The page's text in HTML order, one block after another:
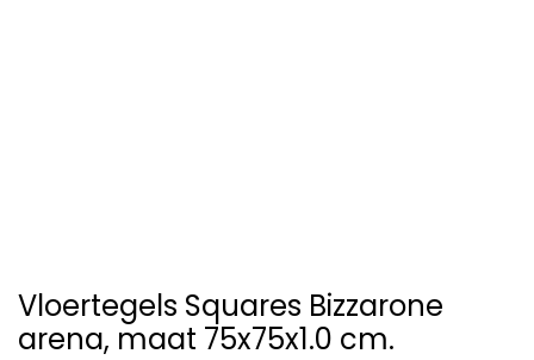
Vloertegels Squares Bizzarone
arena, maat 75x75x1.0 cm.